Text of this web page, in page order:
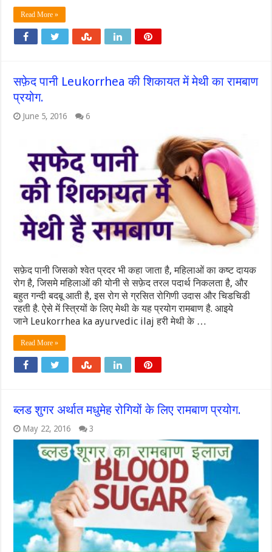
Read More »
सफ़ेद पानी Leukorrhea की शिकायत में मेथी का रामबाण
प्रयोग.
June 5, 2016 6
सफ़ेद पानी जिसको श्वेत प्रदर भी कहा जाता है, महिलाओं का कष्ट दायक
रोग है, जिसमे महिलाओं की योनी से सफ़ेद तरल पदार्थ निकलता है, और
बहुत गन्दी बदबू आती है, इस रोग से ग्रसित रोगिणी उदास और चिडचिडी
रहती है. ऐसे में स्त्रियों के लिए मेथी के यह प्रयोग रामबाण है. आइये
जाने Leukorrhea ka ayurvedic ilaj हरी मेथी के …
Read More »
ब्लड शुगर अर्थात मधुमेह रोगियों के लिए रामबाण प्रयोग.
May 22, 2016 3